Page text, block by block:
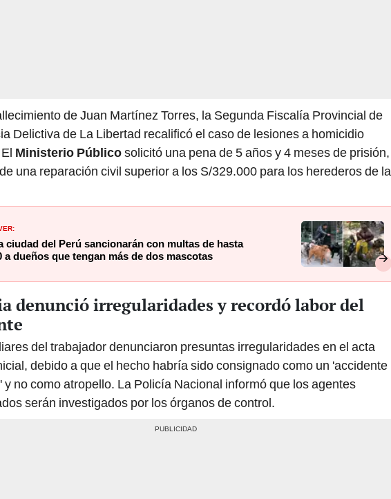
de Juan Martínez Torres, la Segunda Fiscalía Provincial de
Delictiva de La Libertad recalificó el caso de lesiones a homicidio
Ministerio Públicosolicitó una pena de 5 años y 4 meses de prisión,
una reparación civil superior a los S/329.000 para los herederos de la
ciudad del Perú sancionarán con multas de hasta
a dueños que tengan más de dos mascotas
denunció irregularidades y recordó labor del
del trabajador denunciaron presuntas irregularidades en el acta
debido a que el hecho habría sido consignado como un 'accidente
y no como atropello. La Policía Nacional informó que los agentes
serán investigados por los órganos de control.